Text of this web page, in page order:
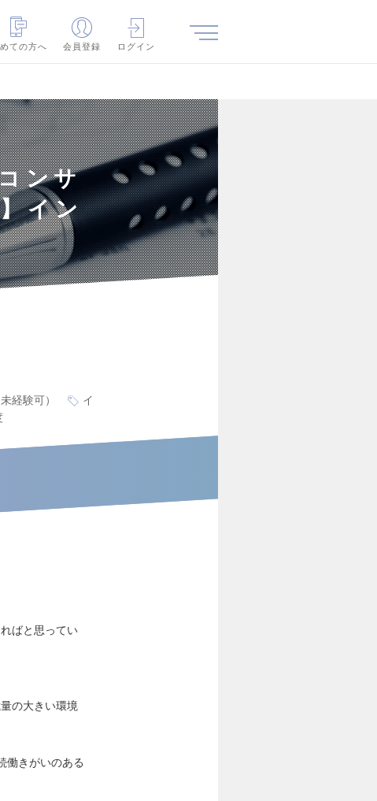
ての方へ
会員登録 ログイン
ンサ
イン
経験可）
イ
ばと思ってい
の大きい環境
働きがいのある